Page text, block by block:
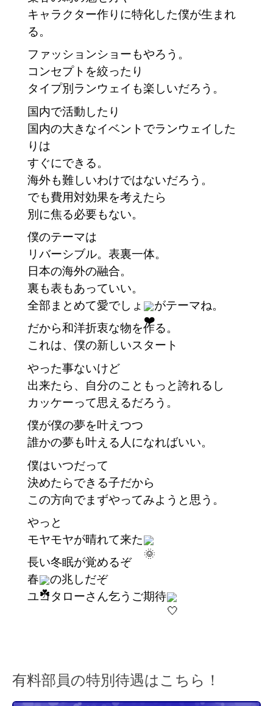
キャラクター作りに特化した僕が生まれ
る。
ファッションショーもやろう。
コンセプトを絞ったり
タイプ別ランウェイも楽しいだろう。
国内で活動したり
国内の大きなイベントでランウェイした
りは
すぐにできる。
海外も難しいわけではないだろう。
でも費用対効果を考えたら
別に焦る必要もない。
僕のテーマは
リバーシブル。表裏一体。
日本の海外の融合。
裏も表もあっていい。
全部まとめて愛でしょ
がテーマね。
だから和洋折衷な物を作る。
これは、僕の新しいスタート
やった事ないけど
出来たら、自分のこともっと誇れるし
カッケーって思えるだろう。
僕が僕の夢を叶えつつ
誰かの夢も叶える人になればいい。
僕はいつだって
決めたらできる子だから
この方向でまずやってみようと思う。
やっと
モヤモヤが晴れて来た
長い冬眠が覚めるぞ
春
の兆しだぞ
ユコタローさん乞うご期待
有料部員の特別待遇はこちら！